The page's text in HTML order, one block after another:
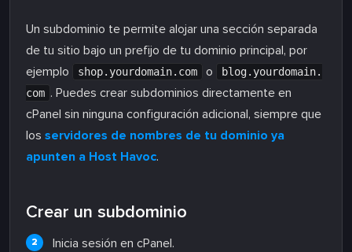
Un subdominio te permite alojar una sección separada
de tu sitio bajo un prefijo de tu dominio principal, por
ejemplo
shop.yourdomain.com o
blog.yourdomain.
com . Puedes crear subdominios directamente en
cPanel sin ninguna configuración adicional, siempre que
los servidores de nombres de tu dominio ya
apunten a Host Havoc.
Crear un subdominio
Inicia sesión en cPanel.